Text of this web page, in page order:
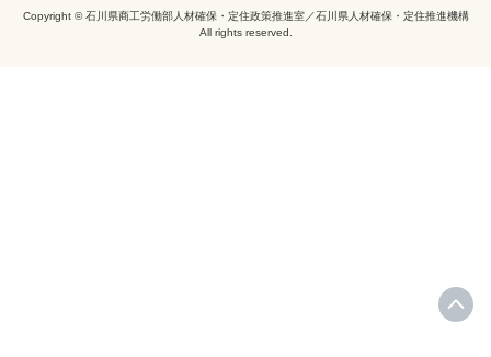
Copyright © 石川県商工労働部人材確保・定住政策推進室／石川県人材確保・定住推進機構
All rights reserved.